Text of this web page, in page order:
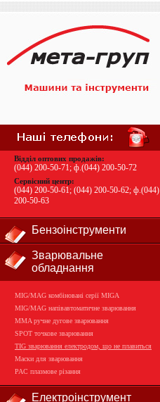
Відділ оптових продажів:
(044) 200-50-71; ф.(044) 200-50-72
Сервісний центр:
(044) 200-50-61; (044) 200-50-62; ф.(044)
200-50-63
Бензоінструменти
Зварювальне
обладнання
MIG/MAG комбіновані серії MIGA
MIG/MAG напівавтоматичне зварювання
MMA ручне дугове зварювання
SPOT точкове зварювання
TIG зварювання електродом, що не плавиться
Маски для зварювання
PAC плазмове різання
Електроінструмент